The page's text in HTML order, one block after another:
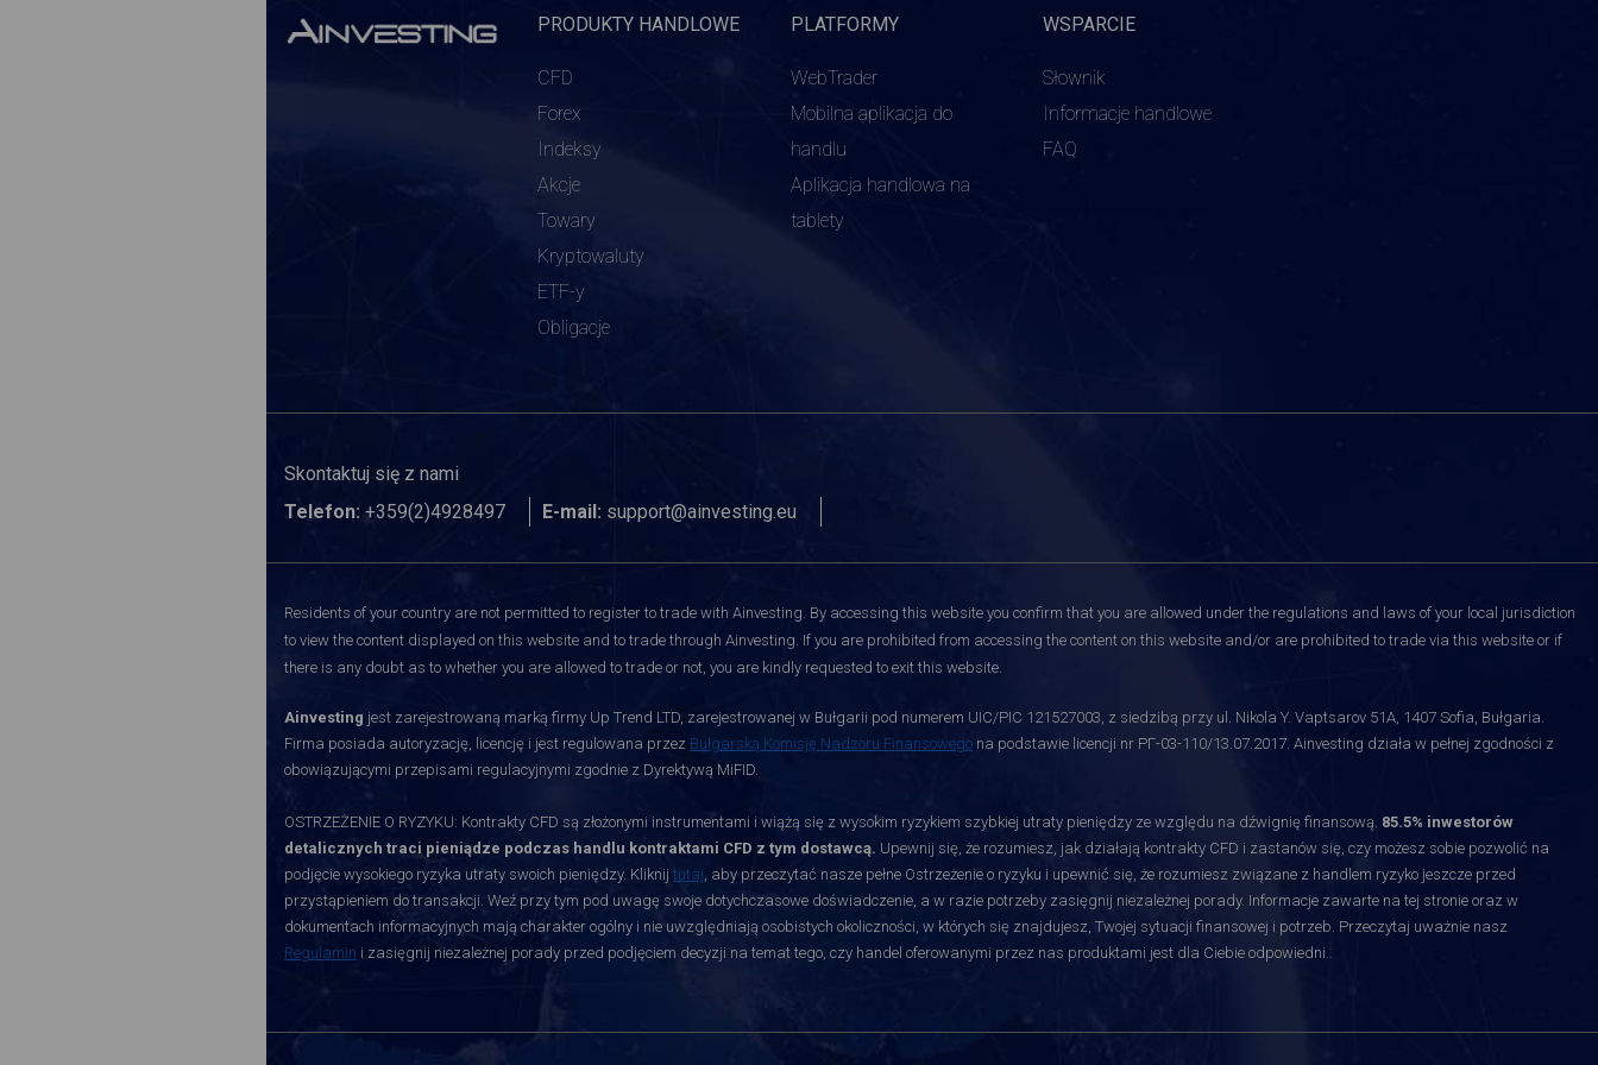
PRODUKTY HANDLOWE
CFD
Forex
Indeksy
Akcje
Towary
Kryptowaluty
ETF-y
Obligacje
PLATFORMY
WebTrader
Mobilna aplikacja do
handlu
Aplikacja handlowa na
tablety
WSPARCIE
Słownik
Informacje handlowe
FAQ
Skontaktuj się z nami
Telefon: +359(2)4928497 E-mail: support@ainvesting.eu
Residents of your country are not permitted to register to trade with Ainvesting. By accessing this website you confirm that you are allowed under the regulations and laws of your local jurisdiction
to view the content displayed on this website and to trade through Ainvesting. If you are prohibited from accessing the content on this website and/or are prohibited to trade via this website or if
there is any doubt as to whether you are allowed to trade or not, you are kindly requested to exit this website.
Ainvesting jest zarejestrowaną marką firmy Up Trend LTD, zarejestrowanej w Bułgarii pod numerem UIC/PIC 121527003, z siedzibą przy ul. Nikola Y. Vaptsarov 51A, 1407 Sofia, Bułgaria.
Firma posiada autoryzację, licencję i jest regulowana przez Bułgarską Komisję Nadzoru Finansowego na podstawie licencji nr РГ-03-110/13.07.2017. Ainvesting działa w pełnej zgodności z
obowiązującymi przepisami regulacyjnymi zgodnie z Dyrektywą MiFID.
OSTRZEŻENIE O RYZYKU: Kontrakty CFD są złożonymi instrumentami i wiążą się z wysokim ryzykiem szybkiej utraty pieniędzy ze względu na dźwignię finansową. 85.5% inwestorów
detalicznych traci pieniądze podczas handlu kontraktami CFD z tym dostawcą. Upewnij się, że rozumiesz, jak działają kontrakty CFD i zastanów się, czy możesz sobie pozwolić na
podjęcie wysokiego ryzyka utraty swoich pieniędzy. Kliknij tutaj, aby przeczytać nasze pełne Ostrzeżenie o ryzyku i upewnić się, że rozumiesz związane z handlem ryzyko jeszcze przed
przystąpieniem do transakcji. Weź przy tym pod uwagę swoje dotychczasowe doświadczenie, a w razie potrzeby zasięgnij niezależnej porady. Informacje zawarte na tej stronie oraz w
dokumentach informacyjnych mają charakter ogólny i nie uwzględniają osobistych okoliczności, w których się znajdujesz, Twojej sytuacji finansowej i potrzeb. Przeczytaj uważnie nasz
Regulamin i zasięgnij niezależnej porady przed podjęciem decyzji na temat tego, czy handel oferowanymi przez nas produktami jest dla Ciebie odpowiedni..